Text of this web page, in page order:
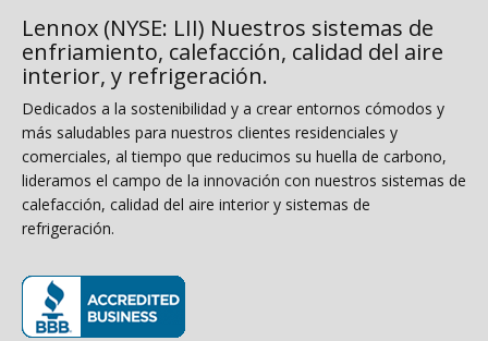
Lennox (NYSE: LII) Nuestros sistemas de
enfriamiento, calefacción, calidad del aire
interior, y refrigeración.
Dedicados a la sostenibilidad y a crear entornos cómodos y
más saludables para nuestros clientes residenciales y
comerciales, al tiempo que reducimos su huella de carbono,
lideramos el campo de la innovación con nuestros sistemas de
calefacción, calidad del aire interior y sistemas de
refrigeración.